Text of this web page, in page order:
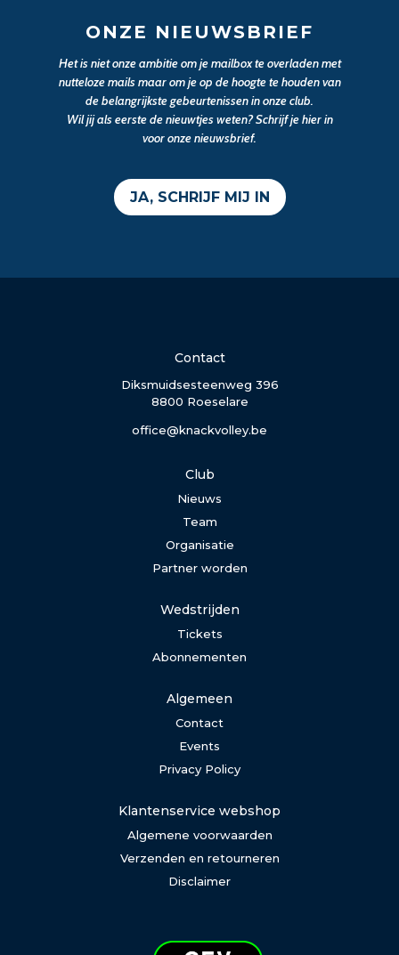
ONZE NIEUWSBRIEF
Het is niet onze ambitie om je mailbox te overladen met
nutteloze mails maar om je op de hoogte te houden van
de belangrijkste gebeurtenissen in onze club.
Wil jij als eerste de nieuwtjes weten? Schrijf je hier in
voor onze nieuwsbrief.
JA, SCHRIJF MIJ IN
Contact
Diksmuidsesteenweg 396
8800 Roeselare
office@knackvolley.be
Club
Nieuws
Team
Organisatie
Partner worden
Wedstrijden
Tickets
Abonnementen
Algemeen
Contact
Events
Privacy Policy
Klantenservice webshop
Algemene voorwaarden
Verzenden en retourneren
Disclaimer